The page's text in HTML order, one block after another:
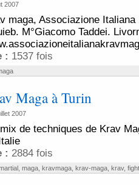
2007
maga, Associazione
M°Giacomo Taddei.
: 1537 fois
Maga à Turin
2007
de techniques de Krav
: 2884 fois
, maga, kravmaga, krav-maga, krav, fight